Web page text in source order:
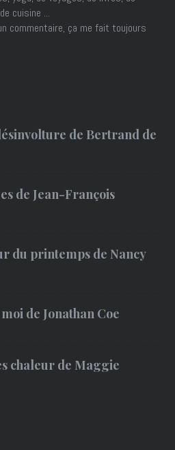
cuisine ...
commentaire, ça me fait toujours
de Bertrand de
de Jean-François
du printemps de Nancy
de Jonathan Coe
chaleur de Maggie